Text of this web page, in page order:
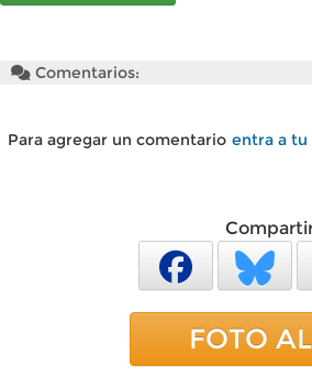
Comentarios:
Para agregar un comentario entra a tu
FOTO